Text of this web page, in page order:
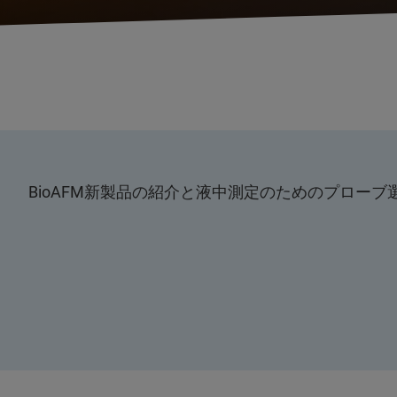
BioAFM新製品の紹介と液中測定のためのプローブ